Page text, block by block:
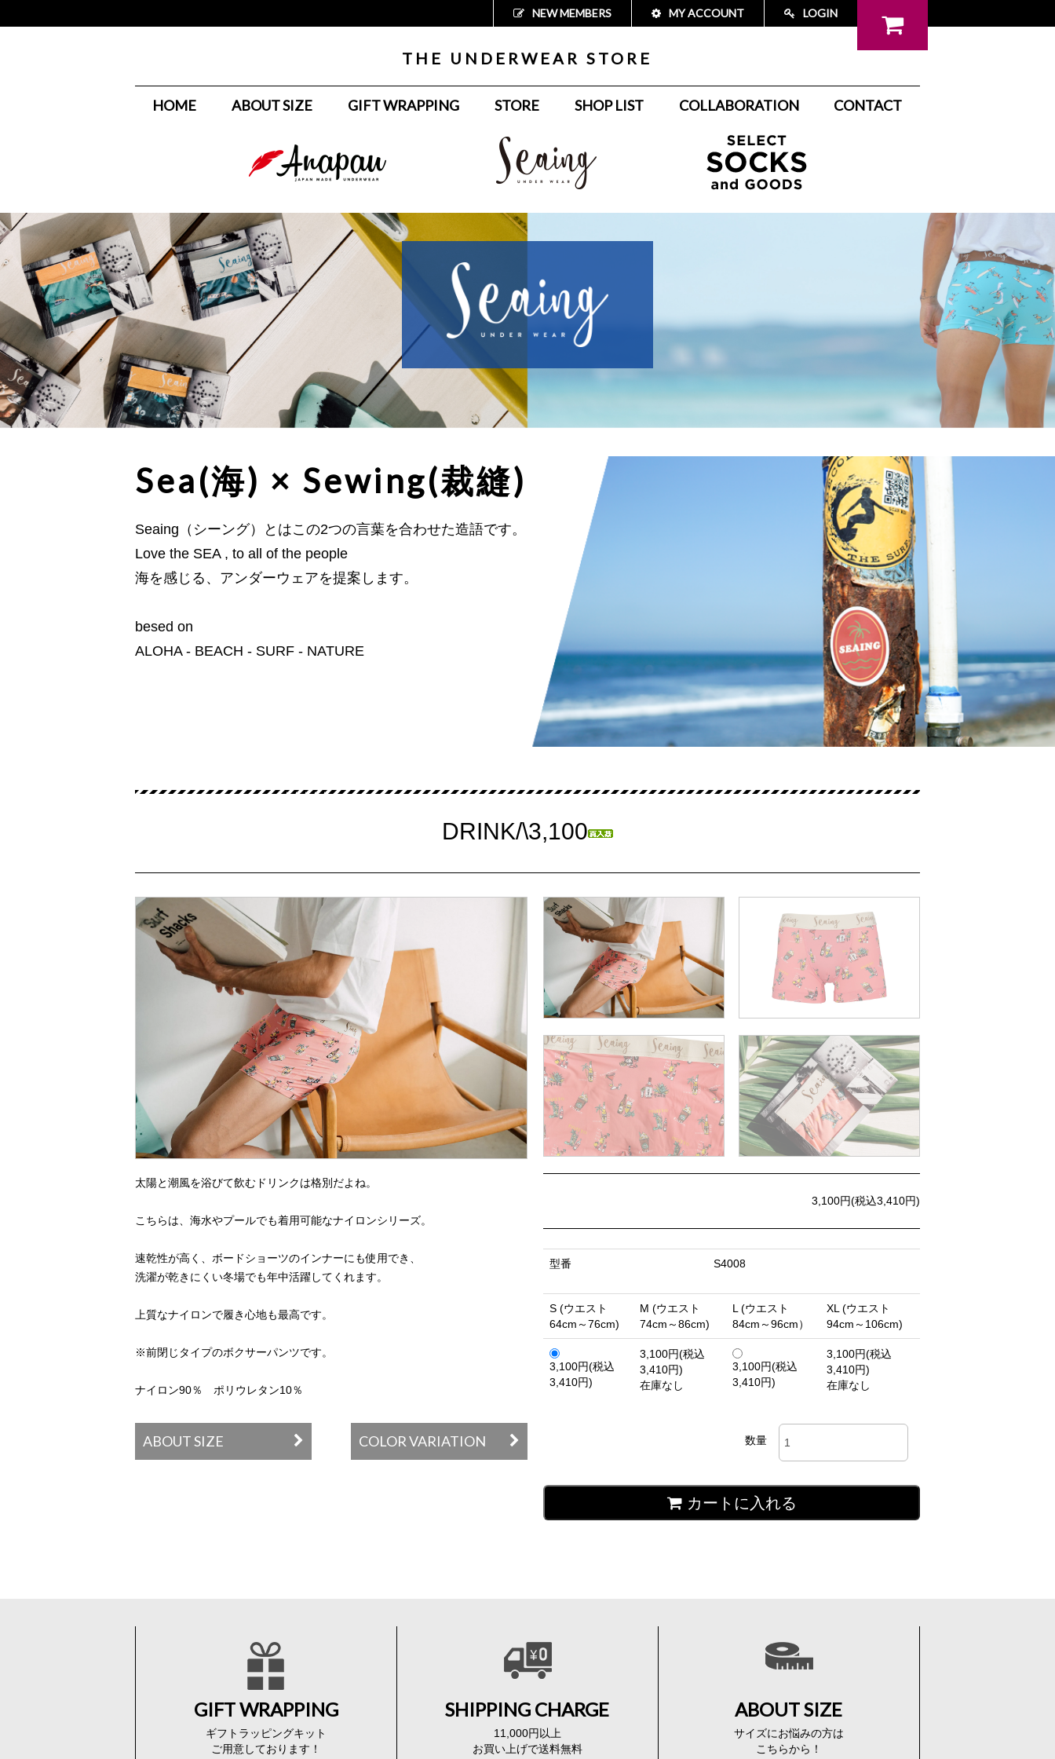
NEW MEMBERS MY ACCOUNT LOGIN
THE UNDERWEAR STORE
HOME ABOUT SIZE GIFT WRAPPING STORE SHOP LIST COLLABORATION CONTACT
Sea(海) × Sewing(裁縫)
Seaing（シーング）とはこの2つの言葉を合わせた造語です。
Love the SEA , to all of the people
海を感じる、アンダーウェアを提案します。
besed on
ALOHA - BEACH - SURF - NATURE
DRINK/\3,100
太陽と潮風を浴びて飲むドリンクは格別だよね。
こちらは、海水やプールでも着用可能なナイロンシリーズ。
速乾性が高く、ボードショーツのインナーにも使用でき、
洗濯が乾きにくい冬場でも年中活躍してくれます。
上質なナイロンで履き心地も最高です。
※前閉じタイプのボクサーパンツです。
ナイロン90％ ポリウレタン10％
ABOUT SIZE COLOR VARIATION
3,100円(税込3,410円)
型番 S4008
S (ウエスト
64cm～76cm)
M (ウエスト
74cm～86cm)
L (ウエスト
84cm～96cm）
XL (ウエスト
94cm～106cm)
3,100円(税込
3,410円)
3,100円(税込
3,410円)
在庫なし
3,100円(税込
3,410円)
3,100円(税込
3,410円)
在庫なし
数量
カートに入れる
GIFT WRAPPING
ギフトラッピングキット
ご用意しております！
SHIPPING CHARGE
11,000円以上
お買い上げで送料無料
ABOUT SIZE
サイズにお悩みの方は
こちらから！